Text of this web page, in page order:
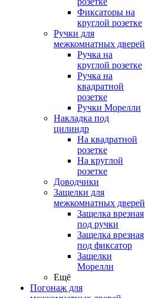
Фиксаторы на
круглой розетке
Ручки для
межкомнатных дверей
Ручка на
круглой розетке
Ручка на
квадратной
розетке
Ручки Морелли
Накладка под
цилиндр
На квадратной
розетке
На круглой
розетке
Доводчики
Защелки для
межкомнатных дверей
Защелка врезная
под ручки
Защелка врезная
под фиксатор
Защелки
Морелли
Ещё
Погонаж для